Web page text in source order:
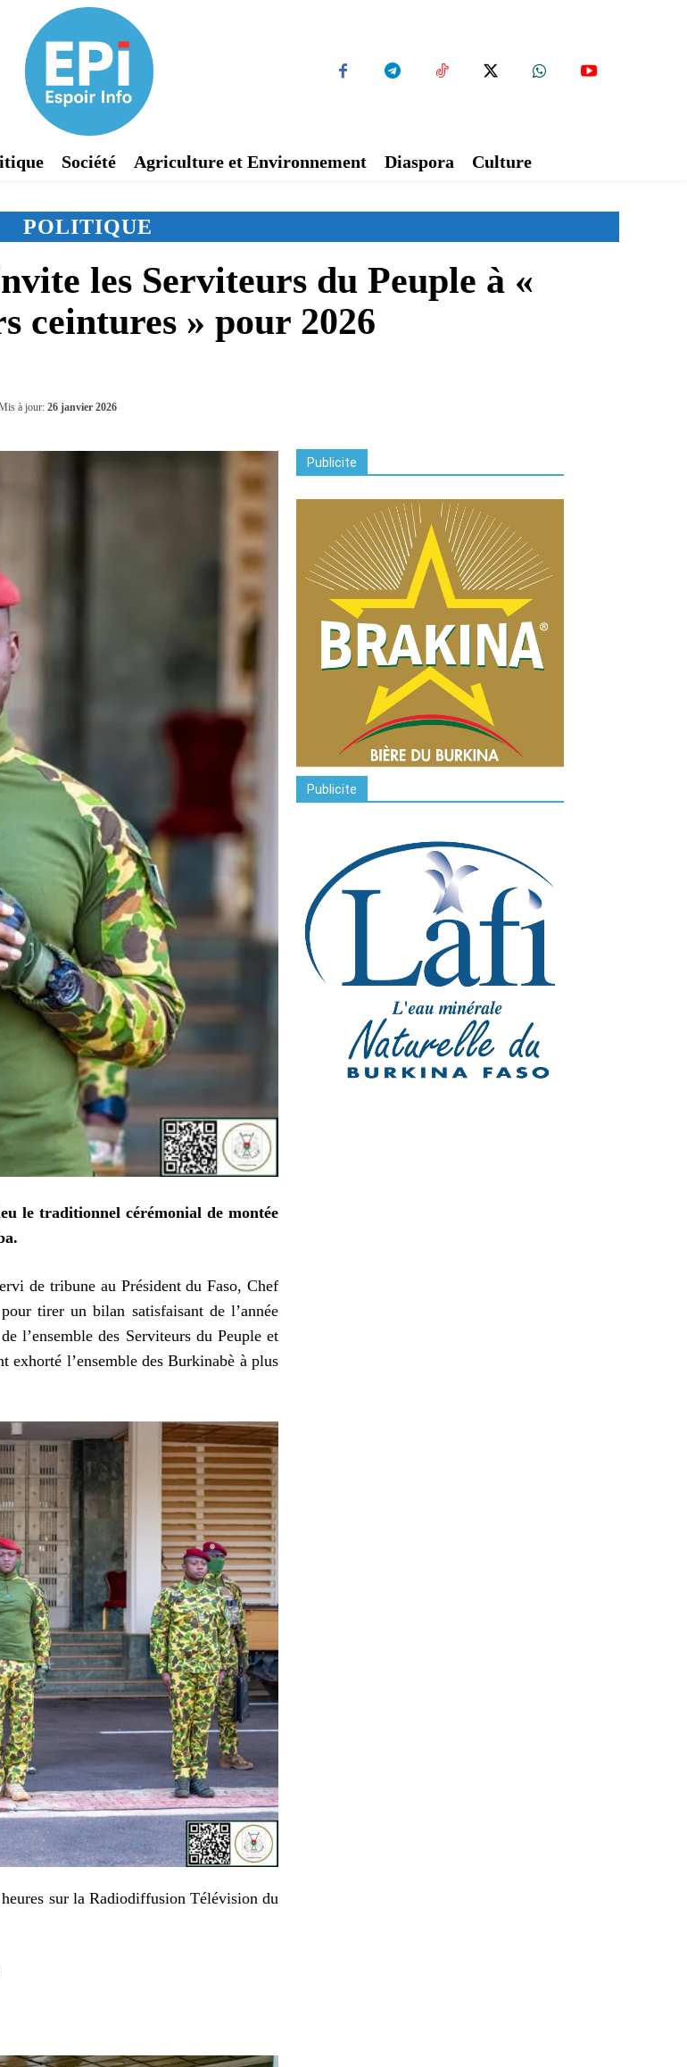
Société Agriculture et Environnement Diaspora Culture
POLITIQUE
les Serviteurs du Peuple à «
ceintures » pour 2026
à jour: 26 janvier 2026
le traditionnel cérémonial de montée
de tribune au Président du Faso, Chef
tirer un bilan satisfaisant de l’année
l’ensemble des Serviteurs du Peuple et
exhorté l’ensemble des Burkinabè à plus
sur la Radiodiffusion Télévision du
Publicite
Publicite